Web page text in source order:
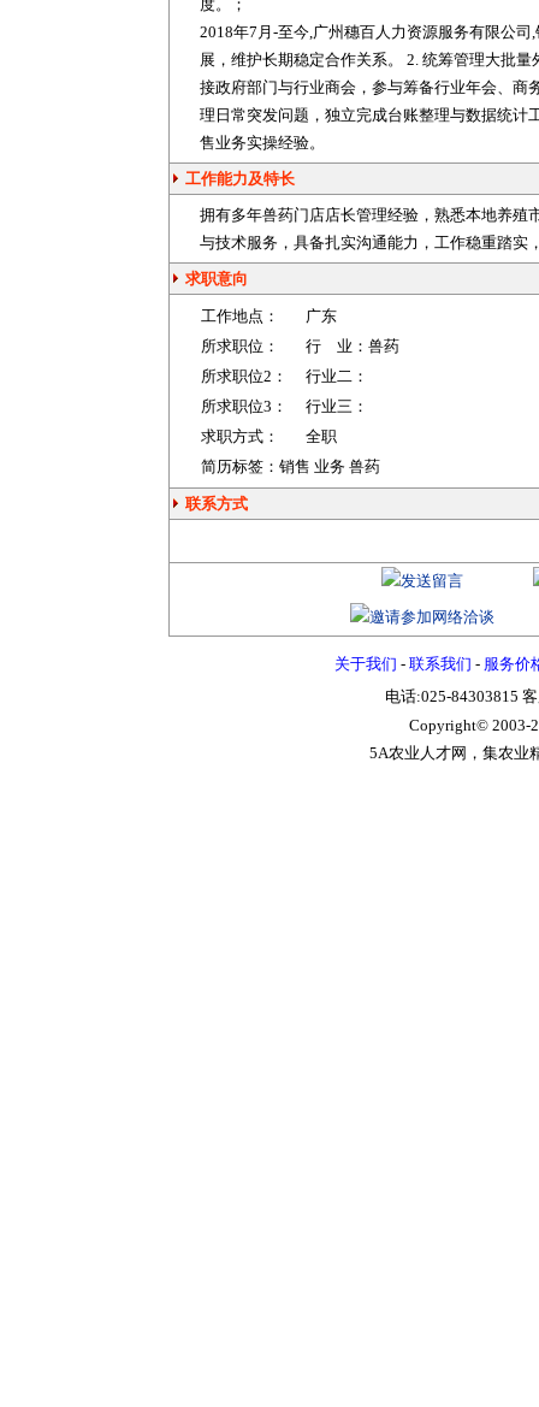
度。；
2018年7月-至今,广州穗百人力资源服务有限公
展，维护长期稳定合作关系。 2. 统筹管理大批
接政府部门与行业商会，参与筹备行业年会、商
理日常突发问题，独立完成台账整理与数据统计
售业务实操经验。
工作能力及特长
拥有多年兽药门店店长管理经验，熟悉本地养殖
与技术服务，具备扎实沟通能力，工作稳重踏实
求职意向
工作地点：
广东
所求职位：
行 业： 兽药
所求职位2：
行业二：
所求职位3：
行业三：
求职方式：
全职
简历标签：销售 业务 兽药
联系方式
关于我们 - 联系我们 - 服务价
电话:025-84303815
Copyright© 2003-
5A农业人才网，集农业